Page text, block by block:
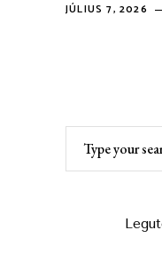
JÚLIUS 7, 2026
for: